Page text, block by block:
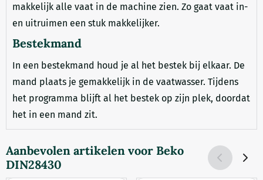
makkelijk alle vaat in de machine zien. Zo gaat vaat in-
en uitruimen een stuk makkelijker.
Bestekmand
In een bestekmand houd je al het bestek bij elkaar. De
mand plaats je gemakkelijk in de vaatwasser. Tijdens
het programma blijft al het bestek op zijn plek, doordat
het in een mand zit.
Aanbevolen artikelen voor Beko
DIN28430